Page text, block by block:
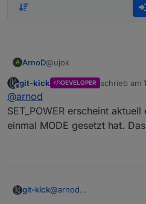
A ArnoD@ujok
Habe alles gelöscht und
Sieht sehr gut aus.
Keine Warnungen mehr im
Beschriftungen bei den
Das einzige, was ich
SET_POWER oder hast du
Offline
git-kick DEVELOPER schrieb am
zuletzt
@arnod
SET_POWER erscheint
einmal MODE gesetzt hat.
git-kick@arnod